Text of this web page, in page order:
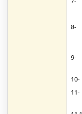
8-
9-
10-
11-